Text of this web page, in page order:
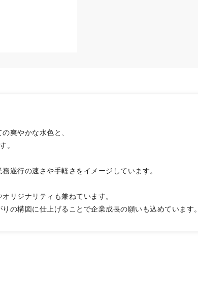
爽やかな水色と、
。
遂行の速さや手軽さをイメージしています。
リジナリティも兼ねています。
の構図に仕上げることで企業成長の願いも込めています。